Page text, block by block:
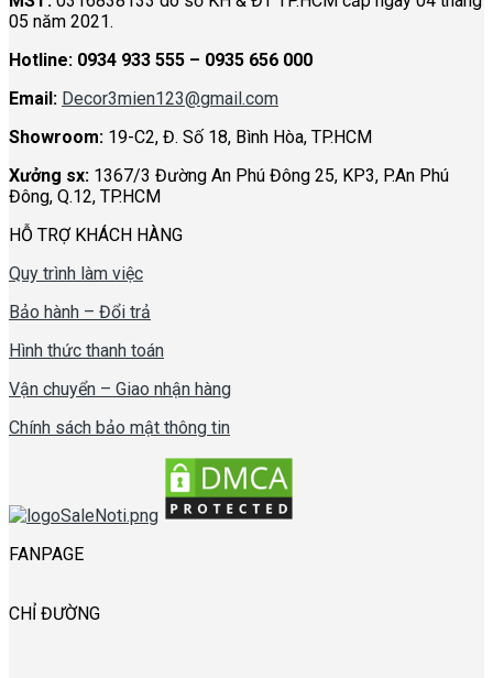
05 năm 2021.
Hotline: 0934 933 555 – 0935 656 000
Email: Decor3mien123@gmail.com
Showroom: 19-C2, Đ. Số 18, Bình Hòa, TP.HCM
Xưởng sx: 1367/3 Đường An Phú Đông 25, KP3, P.An Phú
Đông, Q.12, TP.HCM
HỖ TRỢ KHÁCH HÀNG
Quy trình làm việc
Bảo hành – Đổi trả
Hình thức thanh toán
Vận chuyển – Giao nhận hàng
Chính sách bảo mật thông tin
FANPAGE
CHỈ ĐƯỜNG